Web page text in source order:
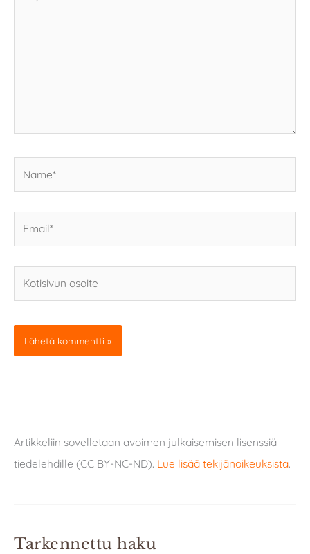
tähän..
osoite
Artikkeliin sovelletaan avoimen julkaisemisen lisenssiä
tiedelehdille (CC BY-NC-ND). Lue lisää tekijänoikeuksista.
Tarkennettu haku